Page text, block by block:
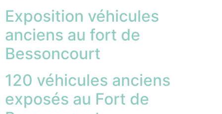
Exposition véhicules
anciens au fort de
Bessoncourt
120 véhicules anciens
exposés au Fort de